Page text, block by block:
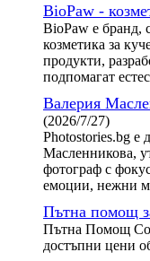
BioPaw -
BioPaw е бранд,
козметика за
продукти,
подпомагат
Валерия
(2026/7/27)
Photostories.bg е
Масленникова,
фотограф с
емоции, нежни
Пътна помощ
Пътна Помощ
достъпни цени